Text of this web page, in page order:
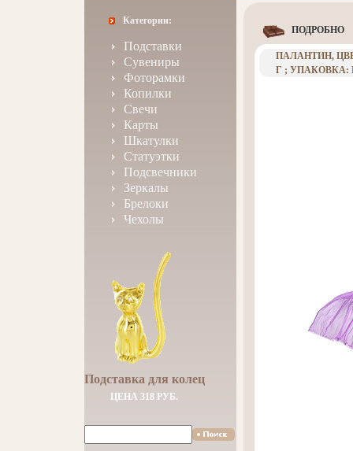
Категории:
Подставки
Сувениры
Фоторамки
Копилки
Свечи
Карты
Шкатулки
Статуэтки
Подсвечники
Зеркалы
Брелоки
Чехолы
Подставка для колец
ЦЕНА 318 РУБ.
ПОДРОБНО
ПАЛАНТИН,
Г ; УПАКОВКА: